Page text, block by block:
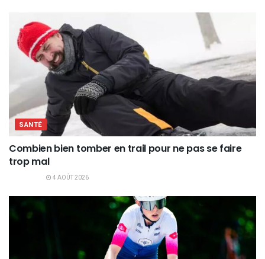
SANTÉ
Combien bien tomber en trail pour ne pas se faire
trop mal
4 AOÛT 2026